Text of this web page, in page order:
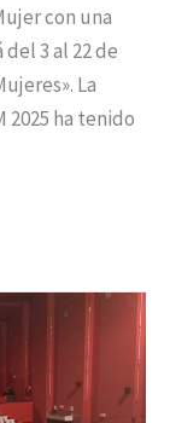
con una
3 al 22 de
La
ha tenido